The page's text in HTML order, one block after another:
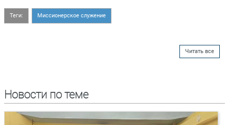
Теги: Миссионерское служение
Читать все
Новости по теме